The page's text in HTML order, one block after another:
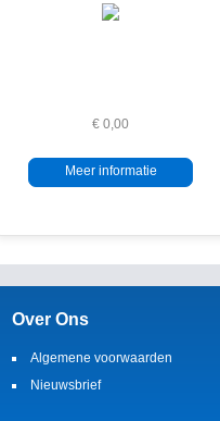
€ 0,00
Meer informatie
Over Ons
Algemene voorwaarden
Nieuwsbrief